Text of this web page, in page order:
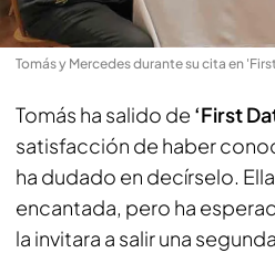
Tomás y Mercedes durante su cita en
Tomás ha salido de ‘First
satisfacción de haber
ha dudado en decírselo.
encantada, pero ha
la invitara a salir una